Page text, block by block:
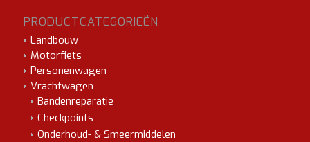
PRODUCTCATEGORIEËN
Landbouw
Motorfiets
Personenwagen
Vrachtwagen
Bandenreparatie
Checkpoints
Onderhoud- & Smeermiddelen